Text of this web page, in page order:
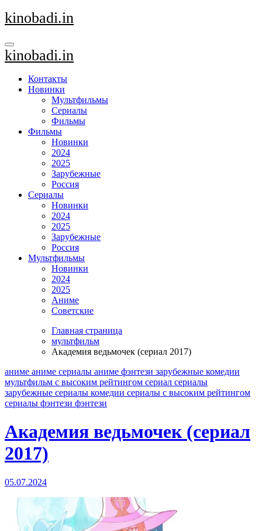
Перейти
к
kinobadi.in
kinobadi.in
Контакты
Новинки
Мультфильмы
Сериалы
Фильмы
Фильмы
Новинки
2024
2025
Зарубежные
Россия
Сериалы
Новинки
2024
2025
Зарубежные
Россия
Мультфильмы
Новинки
2024
2025
Аниме
Советские
Главная страница
мультфильм
Академия ведьмочек (сериал 2017)
аниме аниме сериалы аниме фэнтези зарубежные комедии
мультфильм с высоким рейтингом сериал сериалы
зарубежные сериалы комедии сериалы с высоким рейтингом
сериалы фэнтези фэнтези
Академия ведьмочек (сериал
2017)
05.07.2024